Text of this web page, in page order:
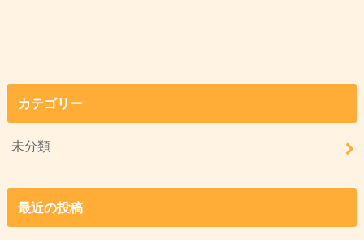
カテゴリー
未分類
最近の投稿